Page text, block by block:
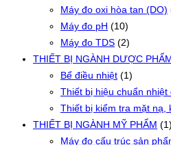
Máy đo oxi hòa tan (DO)
Máy đo pH (10)
Máy đo TDS (2)
THIẾT BỊ NGÀNH DƯỢC
Bể điều nhiệt (1)
Thiết bị hiệu chuẩn nhiệt
Thiết bị kiểm tra mặt nạ,
THIẾT BỊ NGÀNH MỸ PHẨM (1)
Máy đo cấu trúc sản